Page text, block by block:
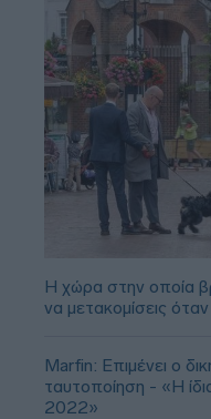
Η χώρα στην οποία
να μετακομίσεις
Marfin: Επιμένει ο
ταυτοποίηση - «Η
2022»